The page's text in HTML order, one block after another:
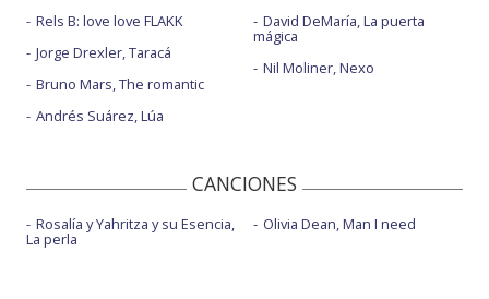
Rels B: love love FLAKK
Jorge Drexler, Taracá
Bruno Mars, The romantic
Andrés Suárez, Lúa
David DeMaría, La puerta
mágica
Nil Moliner, Nexo
CANCIONES
Rosalía y Yahritza y su Esencia,
La perla
Olivia Dean, Man I need